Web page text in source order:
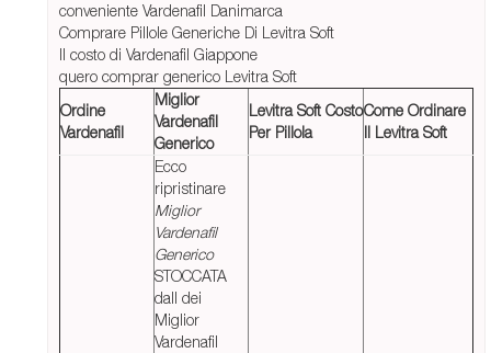
conveniente Vardenafil Danimarca
Comprare Pillole Generiche Di Levitra Soft
Il costo di Vardenafil Giappone
quero comprar generico Levitra Soft
Ordine
Vardenafil
Miglior
Vardenafil
Generico
Levitra Soft Costo
Per Pillola
Come Ordinare
Il Levitra Soft
Ecco
ripristinare
Miglior
Vardenafil
Generico
STOCCATA
dall dei
Miglior
Vardenafil